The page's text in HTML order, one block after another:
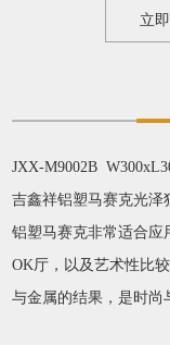
立
JXX-M9002B
吉鑫祥铝塑马赛克光泽
铝塑马赛克非常适合应
OK厅，以及艺术性比
与金属的结果，是时尚